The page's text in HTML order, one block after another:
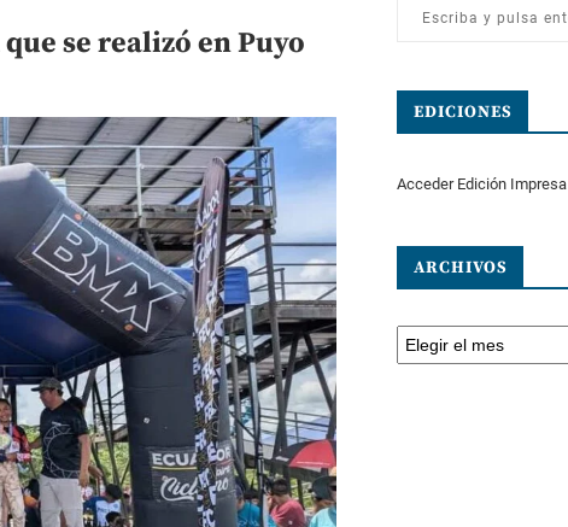
se realizó en Puyo
EDICIONES
Acceder Edición Impresa
ARCHIVOS